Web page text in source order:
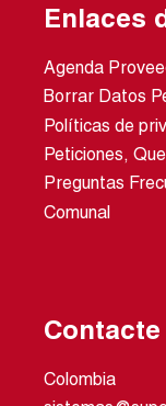
Enlaces
Agenda
Borrar Datos
Políticas de
Peticiones,
Preguntas
Comunal
Colombia